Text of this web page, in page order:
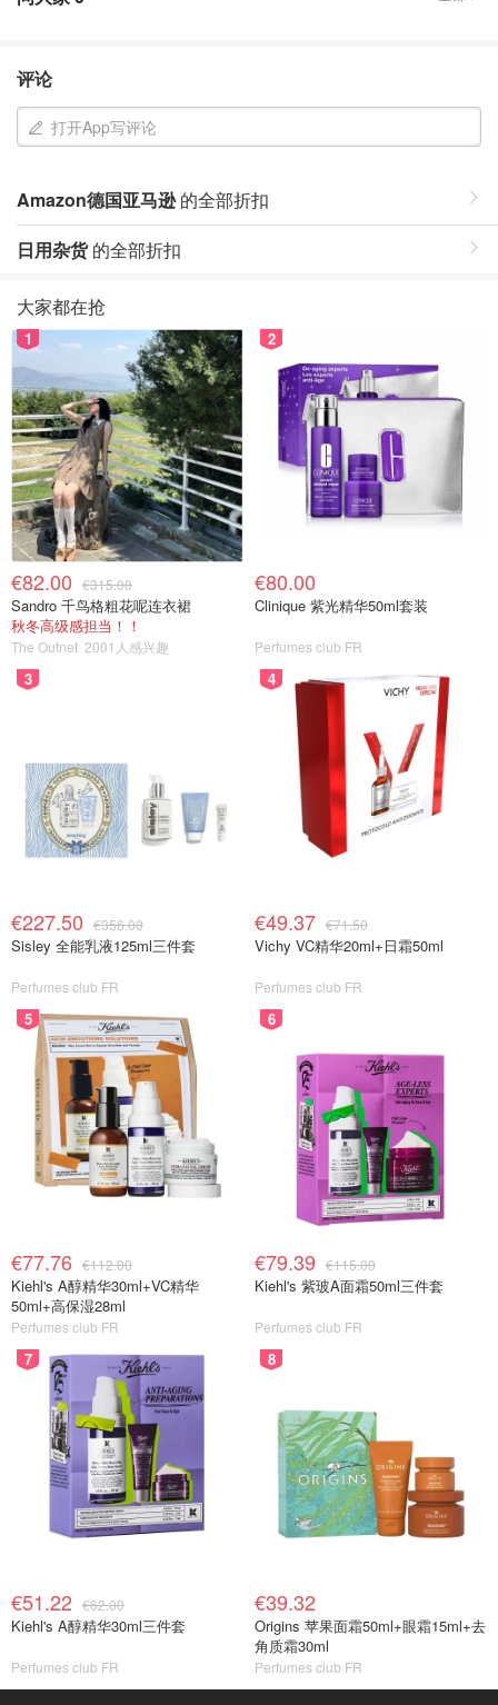
评论
打开App写评论
Amazon德国亚马逊的全部折扣
日用杂货的全部折扣
大家都在抢
1
€82.00 €315.00
Sandro 千鸟格粗花呢连衣裙
秋冬高级感担当！！
The Outnet 2001人感兴趣
2
€80.00
Clinique 紫光精华50ml套装
Perfumes club FR
3
€227.50 €356.00
Sisley 全能乳液125ml三件套
Perfumes club FR
4
€49.37 €71.50
Vichy VC精华20ml+日霜50ml
Perfumes club FR
5
€77.76 €112.00
Kiehl's A醇精华30ml+VC精华
50ml+高保湿28ml
Perfumes club FR
6
€79.39 €115.00
Kiehl's 紫玻A面霜50ml三件套
Perfumes club FR
7
€51.22 €62.00
Kiehl's A醇精华30ml三件套
Perfumes club FR
8
€39.32
Origins 苹果面霜50ml+眼霜15ml+去
角质霜30ml
Perfumes club FR